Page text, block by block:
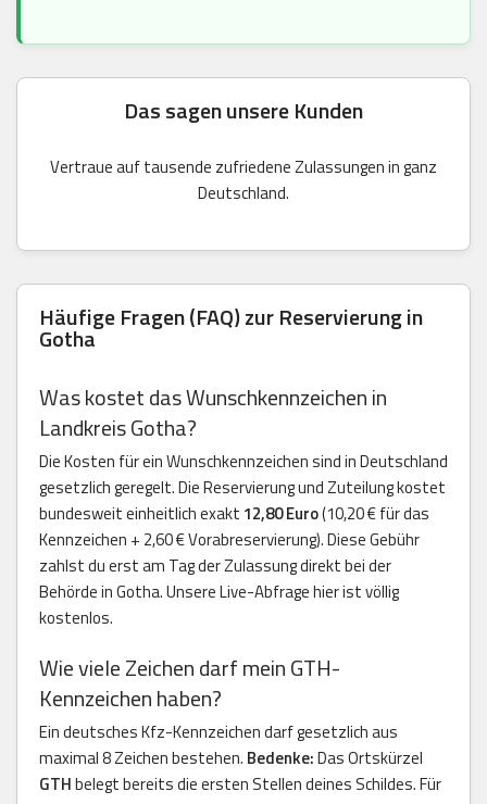
Das sagen unsere Kunden
Vertraue auf tausende zufriedene Zulassungen in ganz
Deutschland.
Häufige Fragen (FAQ) zur Reservierung in
Gotha
Was kostet das Wunschkennzeichen in
Landkreis Gotha?
Die Kosten für ein Wunschkennzeichen sind in Deutschland
gesetzlich geregelt. Die Reservierung und Zuteilung kostet
bundesweit einheitlich exakt 12,80 Euro(10,20 € für das
Kennzeichen + 2,60 € Vorabreservierung). Diese Gebühr
zahlst du erst am Tag der Zulassung direkt bei der
Behörde in Gotha. Unsere Live-Abfrage hier ist völlig
kostenlos.
Wie viele Zeichen darf mein GTH-
Kennzeichen haben?
Ein deutsches Kfz-Kennzeichen darf gesetzlich aus
maximal 8 Zeichen bestehen. Bedenke:Das Ortskürzel
GTHbelegt bereits die ersten Stellen deines Schildes. Für